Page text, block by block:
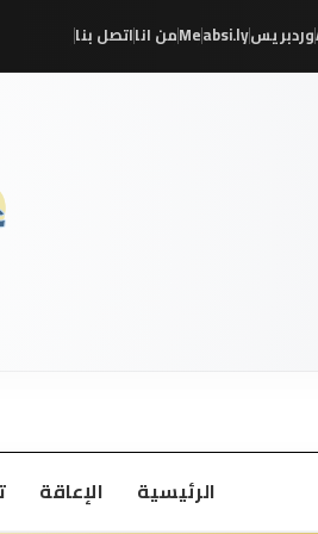
/وردبريس/
absi.ly
/
Me
/من انا/اتصل بنا/
الرئيسية الإعاقة